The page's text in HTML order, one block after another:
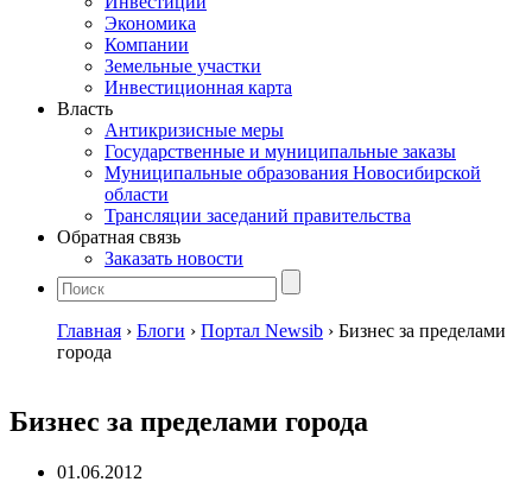
Экономика
Компании
Земельные участки
Инвестиционная карта
Власть
Антикризисные меры
Государственные и муниципальные заказы
Муниципальные образования Новосибирской
области
Трансляции заседаний правительства
Обратная связь
Заказать новости
Главная › Блоги › Портал Newsib › Бизнес за пределами
города
Бизнес за пределами города
01.06.2012